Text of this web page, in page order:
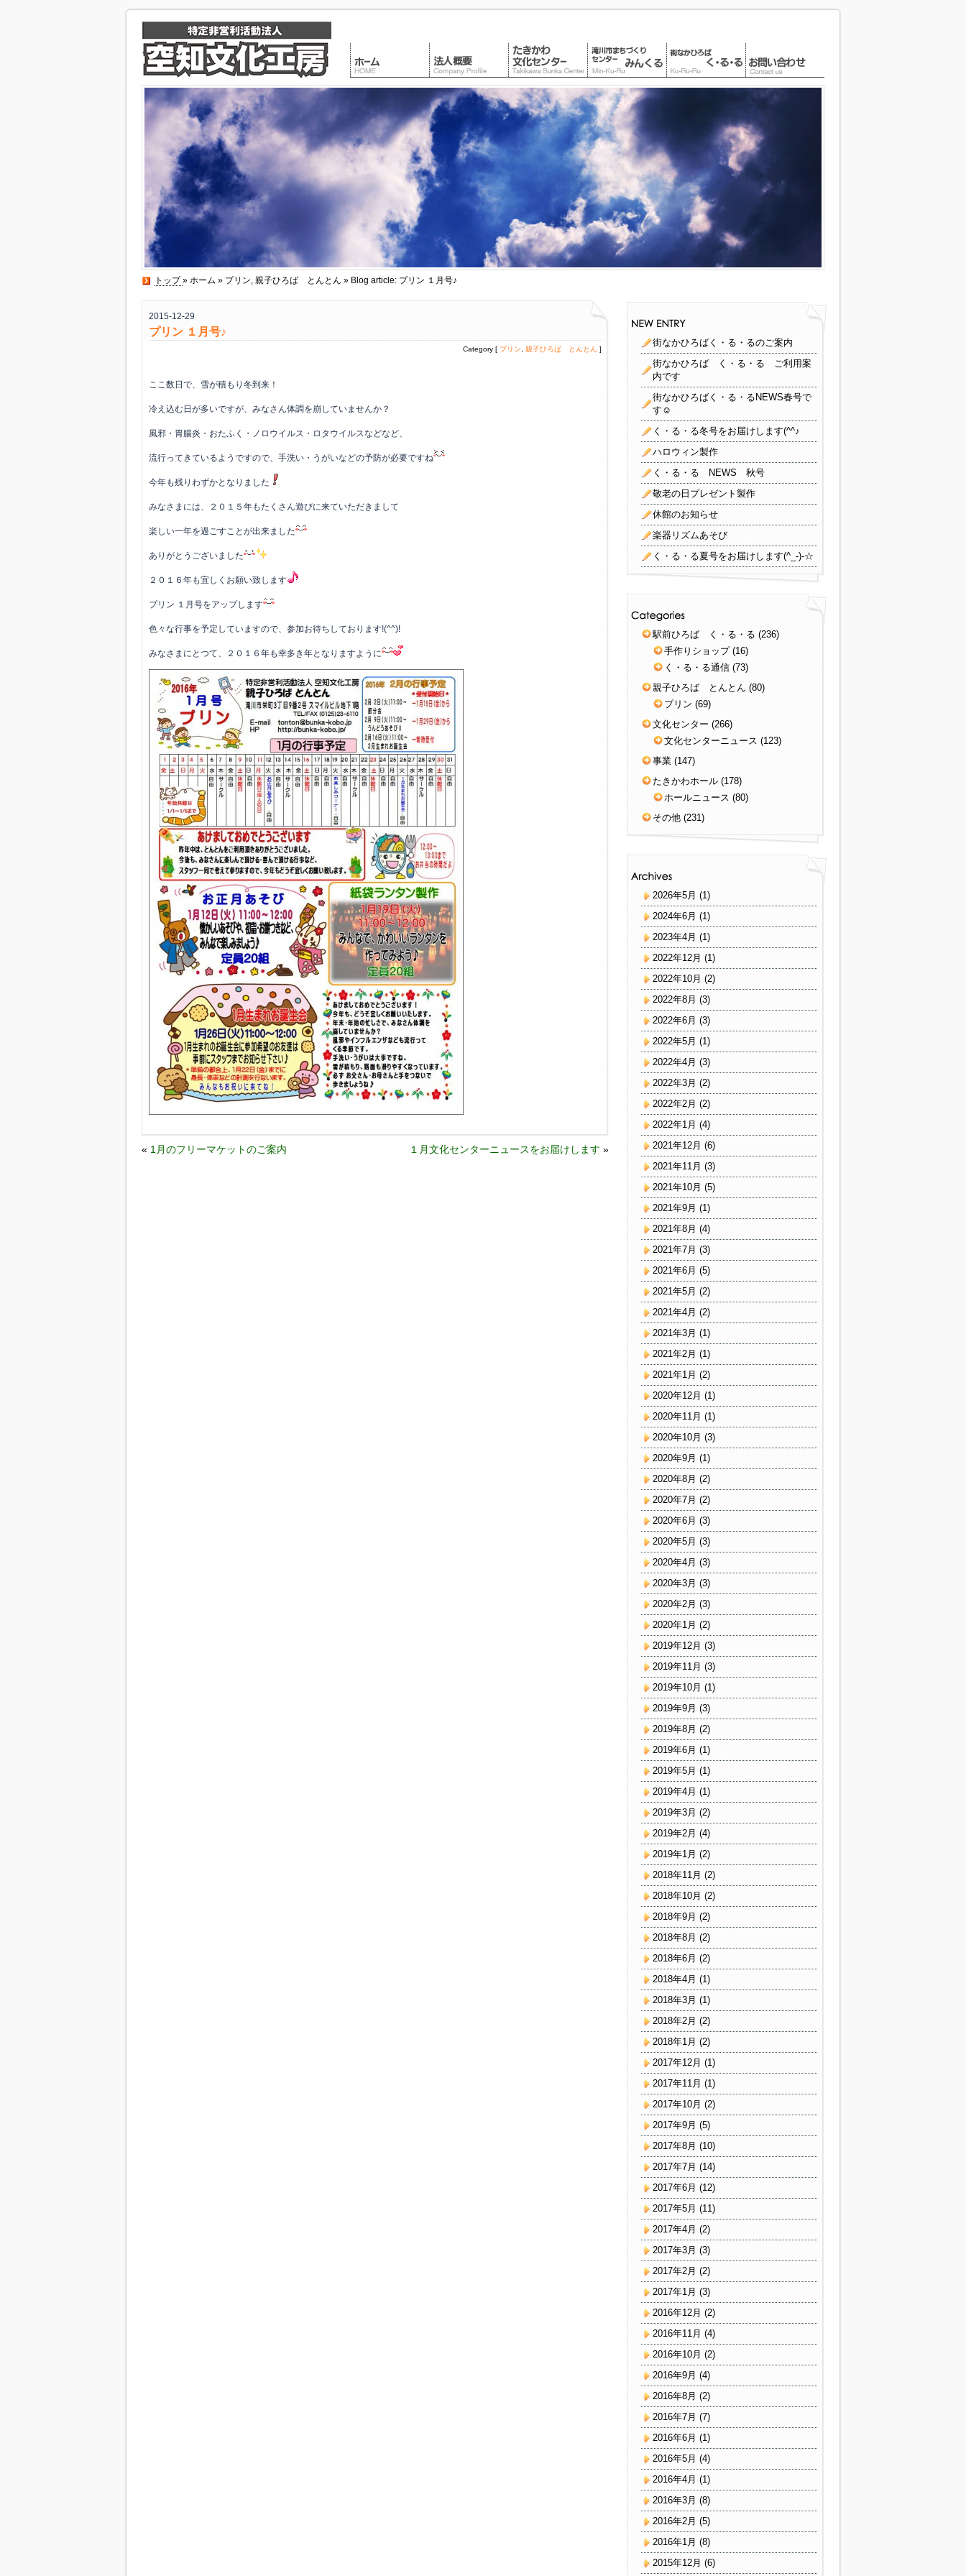
トップ» ホーム » プリン, 親子ひろば とんとん » Blog article: プリン １月号♪
2015-12-29
プリン １月号♪
Category [ プリン 親子ひろば とんとん ]
ここ数日で、雪が積もり冬到来！
冷え込む日が多いですが、みなさん体調を崩していませんか？
風邪・胃腸炎・おたふく・ノロウイルス・ロタウイルスなどなど、
流行ってきているようですので、手洗い・うがいなどの予防が必要ですね
今年も残りわずかとなりました
みなさまには、２０１５年もたくさん遊びに来ていただきまして
楽しい一年を過ごすことが出来ました
ありがとうございました
２０１６年も宜しくお願い致します
プリン １月号をアップします
色々な行事を予定していますので、参加お待ちしております!(^^)!
みなさまにとつて、２０１６年も幸多き年となりますように
« 1月のフリーマケットのご案内 １月文化センターニュースをお届けします »
街なかひろばく・る・るのご案内
街なかひろば く・る・る ご利用案
内です
街なかひろばく・る・るNEWS春号で
す☺
く・る・る冬号をお届けします(^^♪
ハロウィン製作
く・る・る NEWS 秋号
敬老の日プレゼント製作
休館のお知らせ
楽器リズムあそび
く・る・る夏号をお届けします(^_-)-☆
駅前ひろば く・る・る (236)
手作りショップ(16)
く・る・る通信 (73)
親子ひろば とんとん (80)
プリン (69)
文化センター (266)
文化センターニュース (123)
事業 (147)
たきかわホール (178)
ホールニュース (80)
その他 (231)
2026年5月 (1)
2024年6月 (1)
2023年4月 (1)
2022年12月 (1)
2022年10月 (2)
2022年8月 (3)
2022年6月 (3)
2022年5月 (1)
2022年4月 (3)
2022年3月 (2)
2022年2月 (2)
2022年1月 (4)
2021年12月 (6)
2021年11月 (3)
2021年10月 (5)
2021年9月 (1)
2021年8月 (4)
2021年7月 (3)
2021年6月 (5)
2021年5月 (2)
2021年4月 (2)
2021年3月 (1)
2021年2月 (1)
2021年1月 (2)
2020年12月 (1)
2020年11月 (1)
2020年10月 (3)
2020年9月 (1)
2020年8月 (2)
2020年7月 (2)
2020年6月 (3)
2020年5月 (3)
2020年4月 (3)
2020年3月 (3)
2020年2月 (3)
2020年1月 (2)
2019年12月 (3)
2019年11月 (3)
2019年10月 (1)
2019年9月 (3)
2019年8月 (2)
2019年6月 (1)
2019年5月 (1)
2019年4月 (1)
2019年3月 (2)
2019年2月 (4)
2019年1月 (2)
2018年11月 (2)
2018年10月 (2)
2018年9月 (2)
2018年8月 (2)
2018年6月 (2)
2018年4月 (1)
2018年3月 (1)
2018年2月 (2)
2018年1月 (2)
2017年12月 (1)
2017年11月 (1)
2017年10月 (2)
2017年9月 (5)
2017年8月 (10)
2017年7月 (14)
2017年6月 (12)
2017年5月 (11)
2017年4月 (2)
2017年3月 (3)
2017年2月 (2)
2017年1月 (3)
2016年12月 (2)
2016年11月 (4)
2016年10月 (2)
2016年9月 (4)
2016年8月 (2)
2016年7月 (7)
2016年6月 (1)
2016年5月 (4)
2016年4月 (1)
2016年3月 (8)
2016年2月 (5)
2016年1月 (8)
2015年12月 (6)